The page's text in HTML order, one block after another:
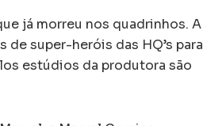
já morreu nos quadrinhos. A
super-heróis das HQ’s para
estúdios da produtora são